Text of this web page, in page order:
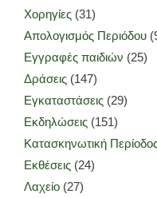
Χορηγίες (31)
Απολογισμός Περιόδου
Εγγραφές παιδιών (25)
Δράσεις (147)
Εγκαταστάσεις (29)
Εκδηλώσεις (151)
Κατασκηνωτική
Εκθέσεις (24)
Λαχείο (27)